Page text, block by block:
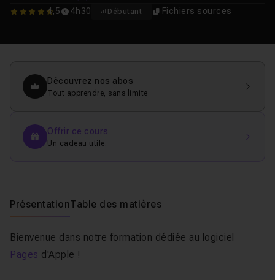
4.5 4,5 4h30 Débutant Fichiers sources
Découvrez nos abos
Tout apprendre, sans limite
Offrir ce cours
Un cadeau utile.
PrésentationTable des matières
Bienvenue dans notre formation dédiée au logiciel
Pages d'Apple !